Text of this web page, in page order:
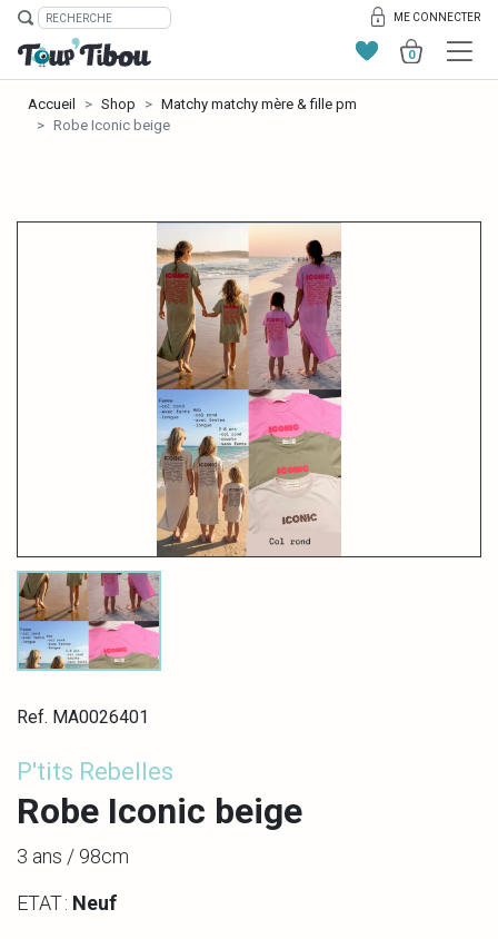
ME CONNECTER
0
Accueil Shop
Matchy matchy mère & fille pm
Robe Iconic beige
Ref. MA0026401
P'tits Rebelles
Robe Iconic beige
3 ans / 98cm
ETAT : Neuf